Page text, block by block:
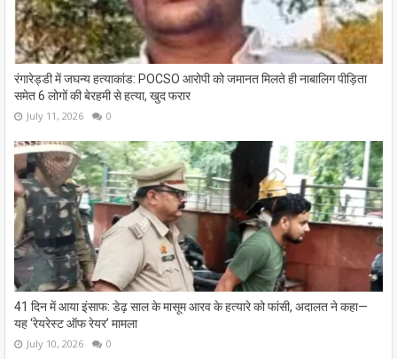
रंगारेड्डी में जघन्य हत्याकांड: POCSO आरोपी को जमानत मिलते ही नाबालिग पीड़िता
समेत 6 लोगों की बेरहमी से हत्या, खुद फरार
July 11, 2026 0
41 दिन में आया इंसाफ: डेढ़ साल के मासूम आरव के हत्यारे को फांसी, अदालत ने कहा—
यह ‘रेयरेस्ट ऑफ रेयर’ मामला
July 10, 2026 0